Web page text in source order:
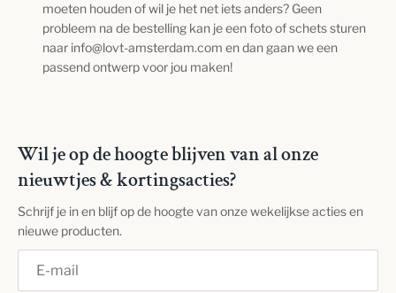
moeten houden of wil je het net iets anders? Geen
probleem na de bestelling kan je een foto of schets sturen
naar info@lovt-amsterdam.com en dan gaan we een
passend ontwerp voor jou maken!
Wil je op de hoogte blijven van al onze
nieuwtjes & kortingsacties?
Schrijf je in en blijf op de hoogte van onze wekelijkse acties en
nieuwe producten.